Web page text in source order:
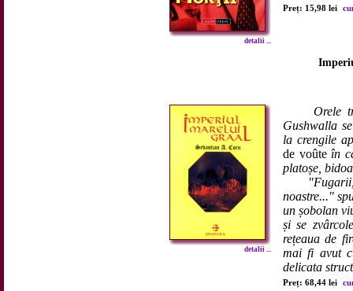
detalii ...
Preț: 15,98 lei
detalii ...
Orele
Gushwalla
la crengile
de voûteîn
platoșe,
"Fugarii,
noastre..."
un șobolan
și se
rețeaua de
mai fi avut
delicata
Preț: 68,44 lei